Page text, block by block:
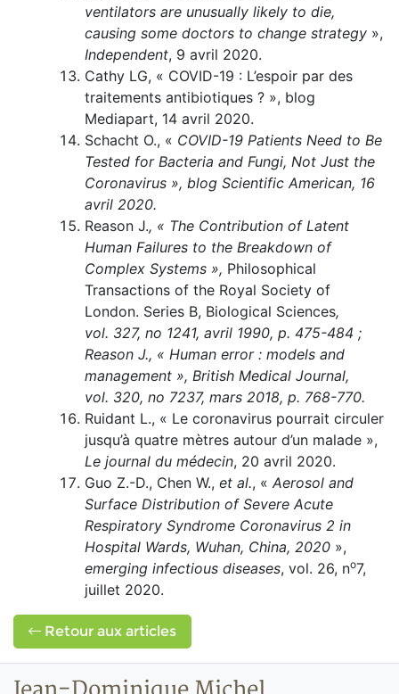
ventilators are unusually likely to die,
causing some doctors to change strategy »,
Independent, 9 avril 2020.
Cathy LG, « COVID-19 : L’espoir par des
traitements antibiotiques ? », blog
Mediapart, 14 avril 2020.
Schacht O., « COVID-19 Patients Need to Be
Tested for Bacteria and Fungi, Not Just the
Coronavirus », blog Scientific American, 16
avril 2020.
Reason J., « The Contribution of Latent
Human Failures to the Breakdown of
Complex Systems », Philosophical
Transactions of the Royal Society of
London. Series B, Biological Sciences,
vol. 327, no 1241, avril 1990, p. 475-484 ;
Reason J., « Human error : models and
management », British Medical Journal,
vol. 320, no 7237, mars 2018, p. 768-770.
Ruidant L., « Le coronavirus pourrait circuler
jusqu’à quatre mètres autour d’un malade »,
Le journal du médecin, 20 avril 2020.
Guo Z.-D., Chen W., et al., « Aerosol and
Surface Distribution of Severe Acute
Respiratory Syndrome Coronavirus 2 in
Hospital Wards, Wuhan, China, 2020 »,
emerging infectious diseases, vol. 26, no7,
juillet 2020.
Retour aux articles